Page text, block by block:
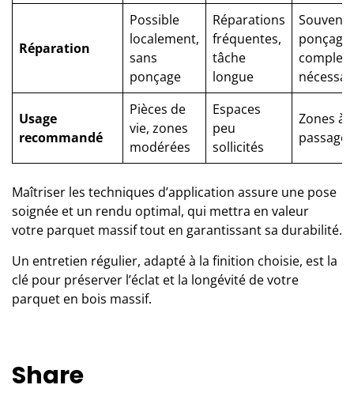
Réparation
Possible
localement,
sans
ponçage
Réparations
fréquentes,
tâche
longue
Souvent
ponçage
complet
Usage
recommandé
Pièces de
vie, zones
modérées
Espaces
peu
sollicités
Zones à
passage
Maîtriser les techniques d’application assure une pose
soignée et un rendu optimal, qui mettra en valeur
votre parquet massif tout en garantissant sa durabilité.
Un entretien régulier, adapté à la finition choisie, est la
clé pour préserver l’éclat et la longévité de votre
parquet en bois massif.
Share